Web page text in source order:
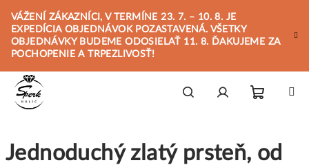
obsah
VÁŽENÍ ZÁKAZNÍCI, V TERMÍNE 23. 7. – 10. 8. JE
EXPEDÍCIA OBJEDNÁVOK POZASTAVENÁ. VŠETKY
OBJEDNÁVKY BUDEME ODOSIELAŤ 11. 8. ĎAKUJEME ZA
POCHOPENIE A TRPEZLIVOSŤ!
košík
Jednoduchý zlatý prsteň, od